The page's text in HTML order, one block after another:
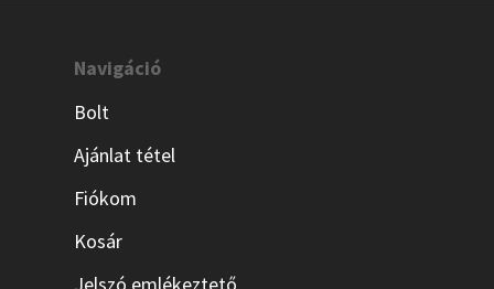
Navigáció
Bolt
Ajánlat tétel
Fiókom
Kosár
Jelszó emlékeztető